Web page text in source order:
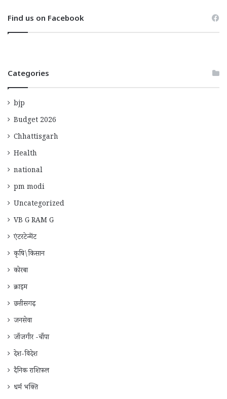
Find us on Facebook
Categories
bjp
Budget 2026
Chhattisgarh
Health
national
pm modi
Uncategorized
VB G RAM G
एंटरटेन्मेंट
कृषि\किसान
कोरबा
क्राइम
छत्तीसगढ़
जनसेवा
जाँजगीर -चाँपा
देश-विदेश
दैनिक राशिफ़ल
धर्म भक्ति